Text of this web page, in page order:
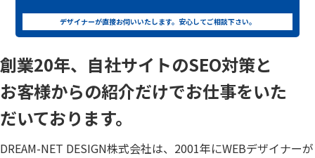
デザイナーが直接お伺いいたします。安心してご相談下さい。
創業20年、自社サイトのSEO対策と
お客様からの紹介だけでお仕事をいた
だいております。
DREAM-NET DESIGN株式会社は、2001年にWEBデザイナーが